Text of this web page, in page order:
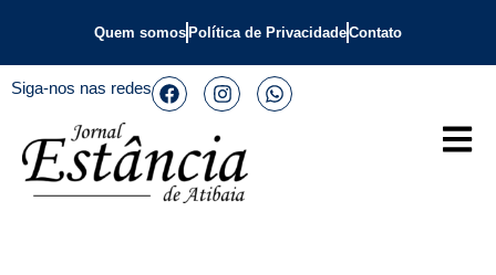
Quem somos Política de PrivacidadeContato
Siga-nos nas redes